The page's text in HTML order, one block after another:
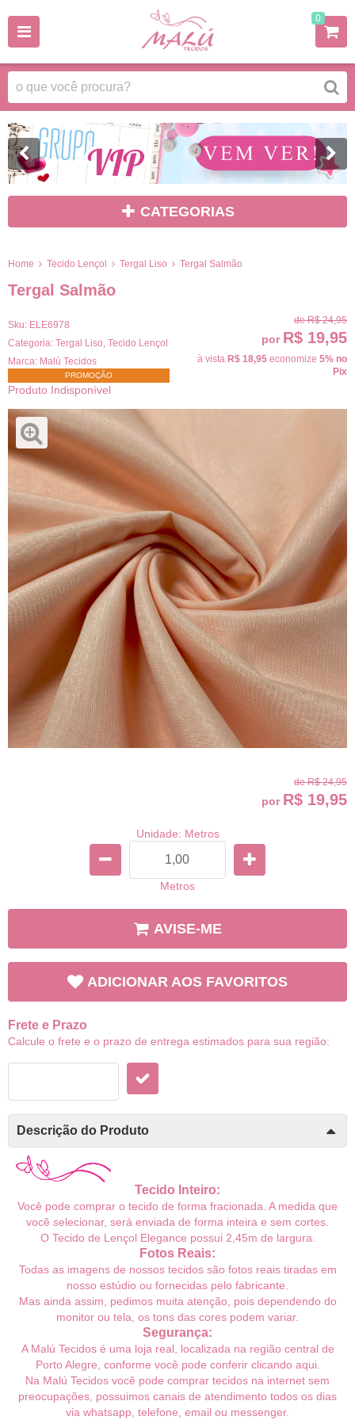
0
CATEGORIAS
Home Tecido Lençol Tergal Liso Tergal Salmão
Tergal Salmão
Sku: ELE6978
Categoria: Tergal Liso Tecido Lençol
Marca: Malú Tecidos
PROMOÇÃO
Produto Indisponível
de R$ 24,95
por R$ 19,95
à vista R$ 18,95 economize 5% no
Pix
de R$ 24,95
por R$ 19,95
Unidade: Metros
Metros
AVISE-ME
ADICIONAR AOS FAVORITOS
Frete e Prazo
Calcule o frete e o prazo de entrega estimados para sua região:
Descrição do Produto
Tecido Inteiro:
Você pode comprar o tecido de forma fracionada. A medida que
você selecionar, será enviada de forma inteira e sem cortes.
O Tecido de Lençol Elegance possui 2,45m de largura.
Fotos Reais:
Todas as imagens de nossos tecidos são fotos reais tiradas em
nosso estúdio ou fornecidas pelo fabricante.
Mas ainda assim, pedimos muita atenção, pois dependendo do
monitor ou tela, os tons das cores podem variar.
Segurança:
A Malú Tecidos é uma loja real, localizada na região central de
Porto Alegre, conforme você pode conferir clicando aqui.
Na Malú Tecidos você pode comprar tecidos na internet sem
preocupações, possuimos canais de atendimento todos os dias
via whatsapp, telefone, email ou messenger.